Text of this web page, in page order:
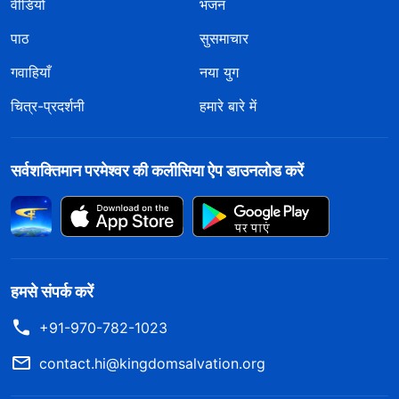
वीडियो
भजन
पाठ
सुसमाचार
गवाहियाँ
नया युग
चित्र-प्रदर्शनी
हमारे बारे में
सर्वशक्तिमान परमेश्वर की कलीसिया ऐप डाउनलोड करें
हमसे संपर्क करें
+91-970-782-1023
contact.hi@kingdomsalvation.org